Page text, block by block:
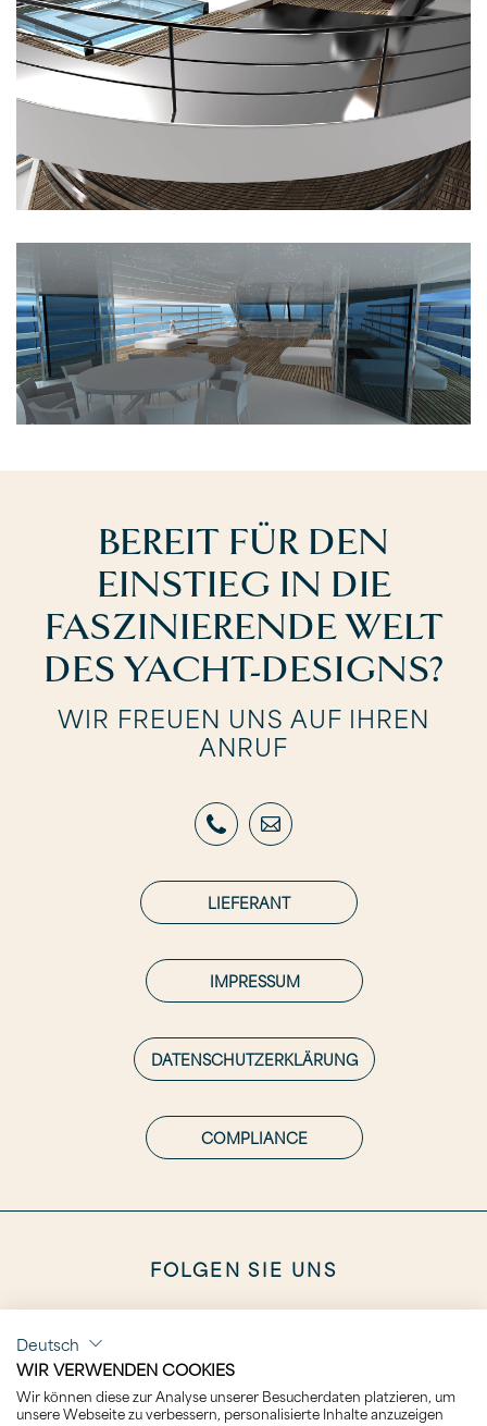
BEREIT FÜR DEN
EINSTIEG IN DIE
FASZINIERENDE WELT
DES YACHT-DESIGNS?
WIR FREUEN UNS AUF IHREN
ANRUF
LIEFERANT
IMPRESSUM
DATENSCHUTZERKLÄRUNG
COMPLIANCE
FOLGEN SIE UNS
KARRIERE
Deutsch
WIR VERWENDEN COOKIES
Wir können diese zur Analyse unserer Besucherdaten platzieren, um
unsere Webseite zu verbessern, personalisierte Inhalte anzuzeigen